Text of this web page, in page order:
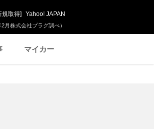
株式会社プラグ調べ）
規取得] Yahoo! JAPAN
マイカー